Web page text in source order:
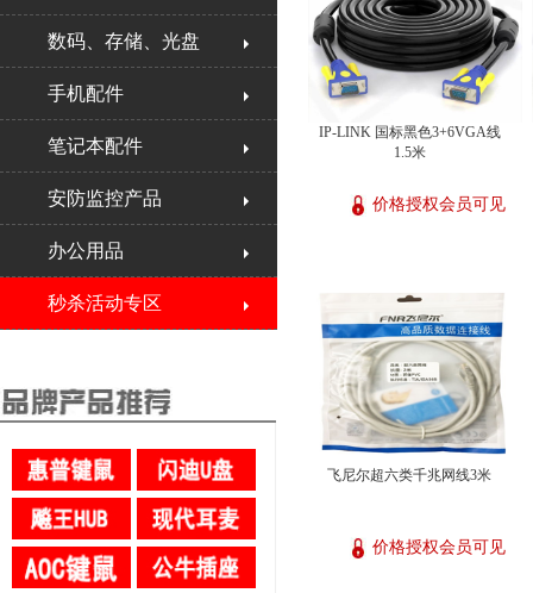
数码、存储、光盘
手机配件
笔记本配件
安防监控产品
办公用品
秒杀活动专区
IP-LINK 国标黑色3+6VGA线
1.5米
价格授权会员可见
飞尼尔超六类千兆网线3米
价格授权会员可见